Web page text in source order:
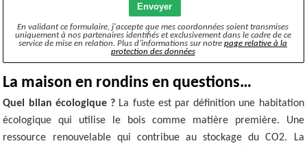
Envoyer
En validant ce formulaire, j'accepte que mes coordonnées soient transmises
uniquement à nos partenaires identifiés et exclusivement dans le cadre de ce
service de mise en relation. Plus d’informations sur notre page relative à la
protection des données
La maison en rondins en questions…
Quel bilan écologique ? La fuste est par définition une habitation
écologique qui utilise le bois comme matière première. Une
ressource renouvelable qui contribue au stockage du CO2. La